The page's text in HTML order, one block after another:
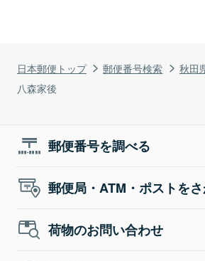
日本郵便トップ 郵便番号検索 秋田
八森家後
郵便番号を調べる
郵便局・ATM・ポストを
荷物のお問い合わせ